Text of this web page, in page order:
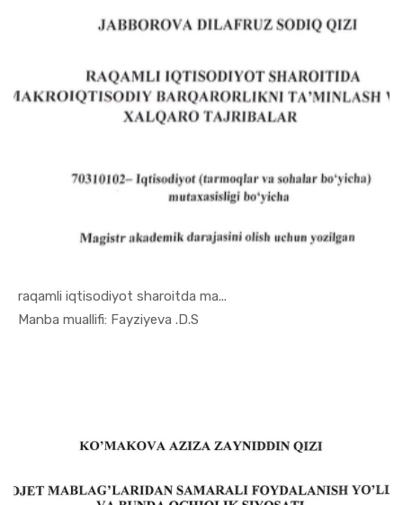
raqamli iqtisodiyot sharoitda ma...
Manba muallifi: Fayziyeva .D.S
In Uslubiy...